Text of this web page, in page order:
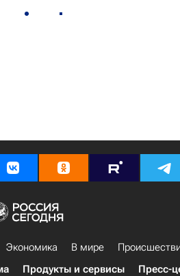
Экономика В мире
Продукты и сервисы Пресс-